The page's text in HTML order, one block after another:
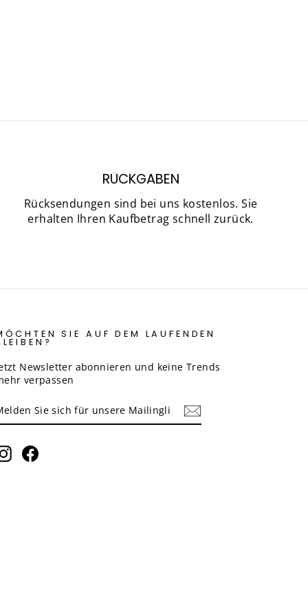
RÜCKGABEN
Rücksendungen sind bei uns kostenlos. Sie
erhalten Ihren Kaufbetrag schnell zurück.
SIE AUF DEM LAUFENDEN
Newsletter abonnieren und keine Trends
verpassen
InstagramFacebook